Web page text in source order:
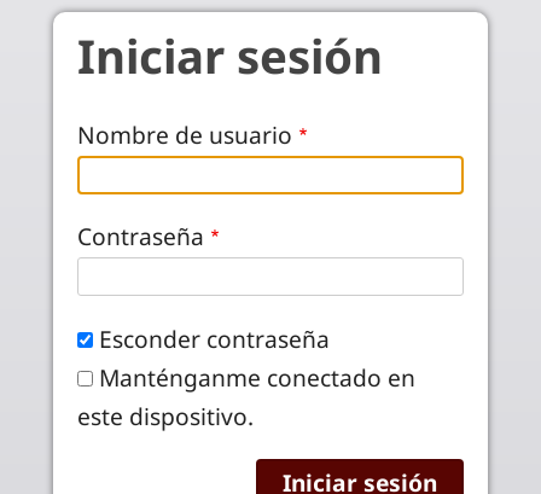
Pasar al contenido principal
Iniciar sesión
Nombre de usuario
Contraseña
Esconder contraseña
Manténganme conectado en
este dispositivo.